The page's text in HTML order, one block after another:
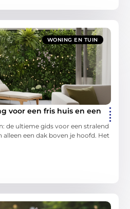
WONING EN TUIN
voor een fris huis en een
de ultieme gids voor een stralend
alleen een dak boven je hoofd. Het